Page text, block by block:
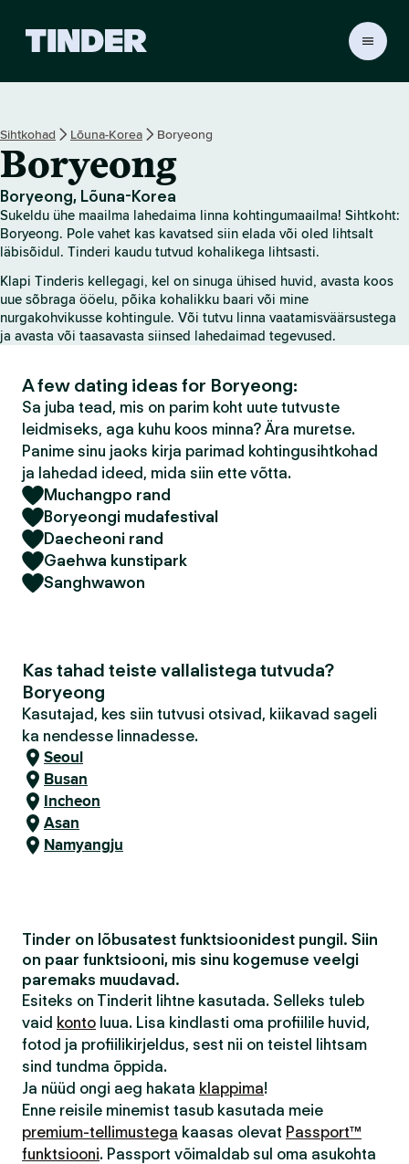
r
a
v
a
l
e
t
Sihtkohad Lõuna-Korea Boryeong
Boryeong
Boryeong, Lõuna-Korea
Sukeldu ühe maailma lahedaima linna kohtingumaailma! Sihtkoht:
Boryeong. Pole vahet kas kavatsed siin elada või oled lihtsalt
läbisõidul. Tinderi kaudu tutvud kohalikega lihtsasti.
Klapi Tinderis kellegagi, kel on sinuga ühised huvid, avasta koos
uue sõbraga ööelu, põika kohalikku baari või mine
nurgakohvikusse kohtingule. Või tutvu linna vaatamisväärsustega
ja avasta või taasavasta siinsed lahedaimad tegevused.
A few dating ideas for Boryeong:
Sa juba tead, mis on parim koht uute tutvuste
leidmiseks, aga kuhu koos minna? Ära muretse.
Panime sinu jaoks kirja parimad kohtingusihtkohad
ja lahedad ideed, mida siin ette võtta.
Muchangpo rand
Boryeongi mudafestival
Daecheoni rand
Gaehwa kunstipark
Sanghwawon
Kas tahad teiste vallalistega tutvuda?
Boryeong
Kasutajad, kes siin tutvusi otsivad, kiikavad sageli
ka nendesse linnadesse.
Seoul
Busan
Incheon
Asan
Namyangju
Tinder on lõbusatest funktsioonidest pungil. Siin
on paar funktsiooni, mis sinu kogemuse veelgi
paremaks muudavad.
Esiteks on Tinderit lihtne kasutada. Selleks tuleb
vaid konto luua. Lisa kindlasti oma profiilile huvid,
fotod ja profiilikirjeldus, sest nii on teistel lihtsam
sind tundma õppida.
Ja nüüd ongi aeg hakata klappima!
Enne reisile minemist tasub kasutada meie
premium-tellimustega kaasas olevat Passport™
funktsiooni. Passport võimaldab sul oma asukohta